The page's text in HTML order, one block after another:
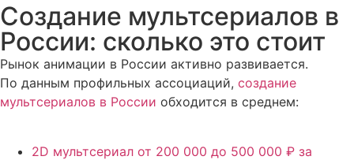
Создание мультсериалов в
России: сколько это стоит
Рынок анимации в России активно развивается.
По данным профильных ассоциаций, создание
мультсериалов в России обходится в среднем:
2D мультсериал от 200 000 до 500 000 ₽ за